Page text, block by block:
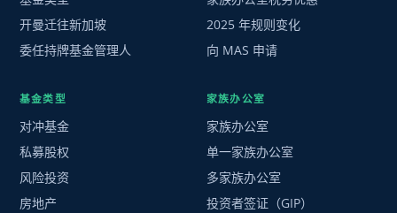
开曼迁往新加坡
委任持牌基金管理人
2025 年规则变化
向 MAS 申请
基金类型
对冲基金
私募股权
风险投资
房地产
家族办公室
家族办公室
单一家族办公室
多家族办公室
投资者签证（GIP）